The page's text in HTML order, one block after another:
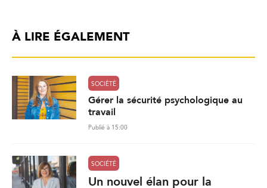
À LIRE ÉGALEMENT
SOCIÉTÉ
Gérer la sécurité psychologique au
travail
Publié à 15:00
SOCIÉTÉ
Un nouvel élan pour la